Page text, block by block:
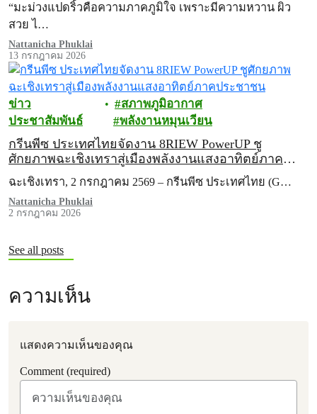
“มะม่วงแปดริ้วคือความภาคภูมิใจ เพราะมีความหวาน ผิว
สวย ไ…
Nattanicha Phuklai
13 กรกฎาคม 2026
ข่าว
ประชาสัมพันธ์
สภาพภูมิอากาศ
พลังงานหมุนเวียน
กรีนพีซ ประเทศไทยจัดงาน 8RIEW PowerUP ชู
ศักยภาพฉะเชิงเทราสู่เมืองพลังงานแสงอาทิตย์ภาค
ประชาชน
ฉะเชิงเทรา, 2 กรกฎาคม 2569 – กรีนพีซ ประเทศไทย (G…
Nattanicha Phuklai
2 กรกฎาคม 2026
See all posts
ความเห็น
แสดงความเห็นของคุณ
Comment (required)